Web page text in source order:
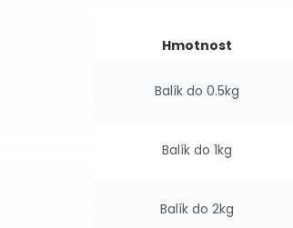
Hmotnost
Balík do 0.5kg
Balík do 1kg
Balík do 2kg